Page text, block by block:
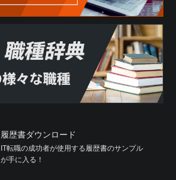
履歴書ダウンロード
IT転職の成功者が使用する履歴書のサンプル
が手に入る！